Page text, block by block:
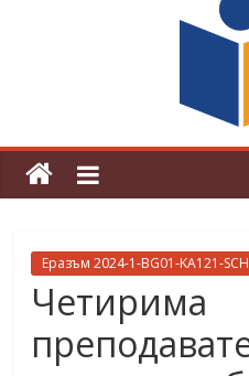
Магията на
„Любен
Еразъм 2024-1-BG01-KA121-
Четирима